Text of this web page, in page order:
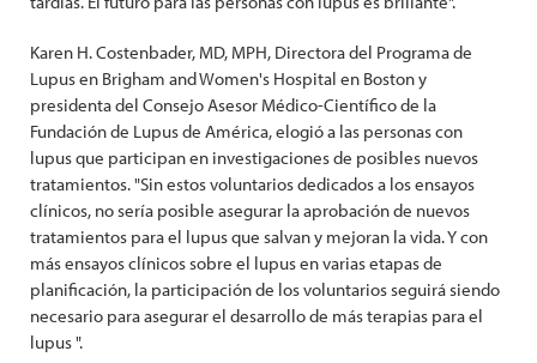
Karen H. Costenbader, MD, MPH, Directora del Programa de
Lupus en Brigham and Women's Hospital en Boston y
presidenta del Consejo Asesor Médico-Científico de la
Fundación de Lupus de América, elogió a las personas con
lupus que participan en investigaciones de posibles nuevos
tratamientos. "Sin estos voluntarios dedicados a los ensayos
clínicos, no sería posible asegurar la aprobación de nuevos
tratamientos para el lupus que salvan y mejoran la vida. Y con
más ensayos clínicos sobre el lupus en varias etapas de
planificación, la participación de los voluntarios seguirá siendo
necesario para asegurar el desarrollo de más terapias para el
lupus ".